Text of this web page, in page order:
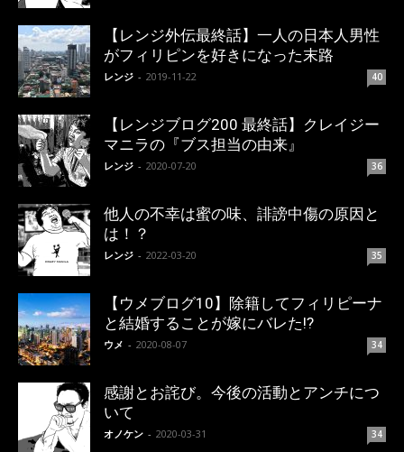
【レンジ外伝最終話】一人の日本人男性
がフィリピンを好きになった末路
レンジ - 2019-11-22 40
【レンジブログ200 最終話】クレイジー
マニラの『ブス担当の由来』
レンジ - 2020-07-20 36
他人の不幸は蜜の味、誹謗中傷の原因と
は！？
レンジ - 2022-03-20 35
【ウメブログ10】除籍してフィリピーナ
と結婚することが嫁にバレた!?
ウメ - 2020-08-07 34
感謝とお詫び。今後の活動とアンチにつ
いて
オノケン - 2020-03-31 34